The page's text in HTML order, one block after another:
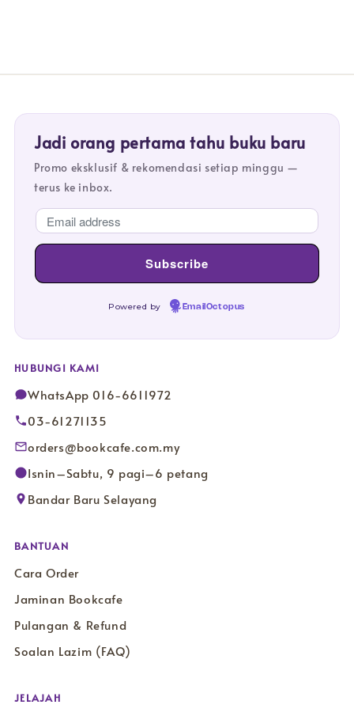
Jadi orang pertama tahu buku baru
Promo eksklusif & rekomendasi setiap minggu —
terus ke inbox.
Powered by EmailOctopus
HUBUNGI KAMI
WhatsApp 016-6611972
03-61271135
orders@bookcafe.com.my
Isnin–Sabtu, 9 pagi–6 petang
Bandar Baru Selayang
BANTUAN
Cara Order
Jaminan Bookcafe
Pulangan & Refund
Soalan Lazim (FAQ)
JELAJAH